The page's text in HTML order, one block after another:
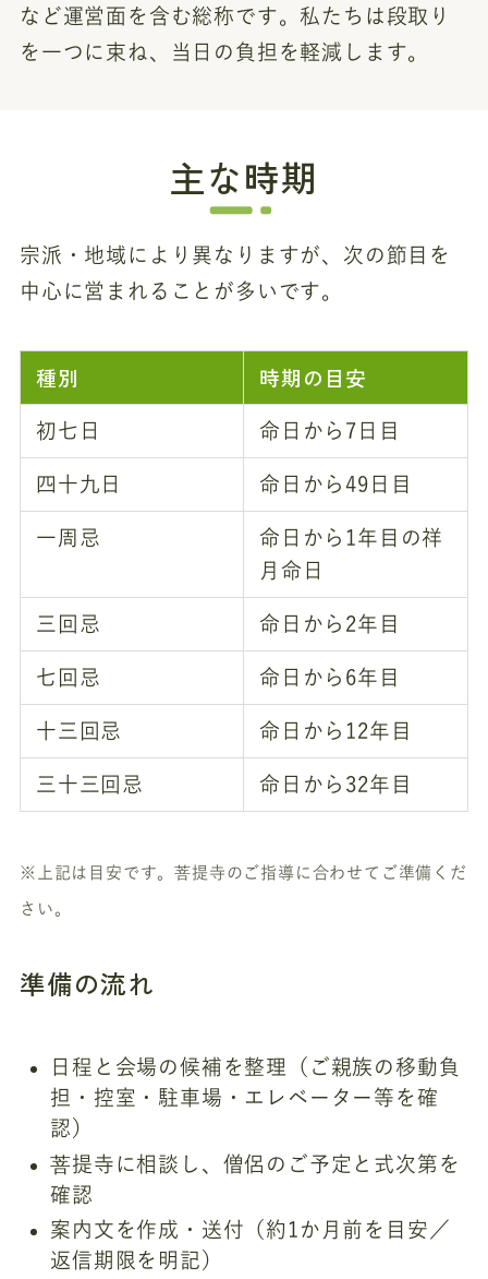
など運営面を含む総称です。私たちは段取り
を一つに束ね、当日の負担を軽減します。
主な時期
宗派・地域により異なりますが、次の節目を
中心に営まれることが多いです。
種別 時期の目安
初七日 命日から7日目
四十九日 命日から49日目
一周忌
命日から1年目の祥
月命日
三回忌 命日から2年目
七回忌 命日から6年目
十三回忌 命日から12年目
三十三回忌 命日から32年目
※上記は目安です。菩提寺のご指導に合わせてご準備くだ
さい。
準備の流れ
日程と会場の候補を整理（ご親族の移動負
担・控室・駐車場・エレベーター等を確
認）
菩提寺に相談し、僧侶のご予定と式次第を
確認
案内文を作成・送付（約1か月前を目安／
返信期限を明記）